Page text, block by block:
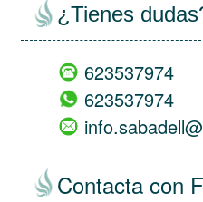
¿Tienes
623537974
623537974
Contacta con